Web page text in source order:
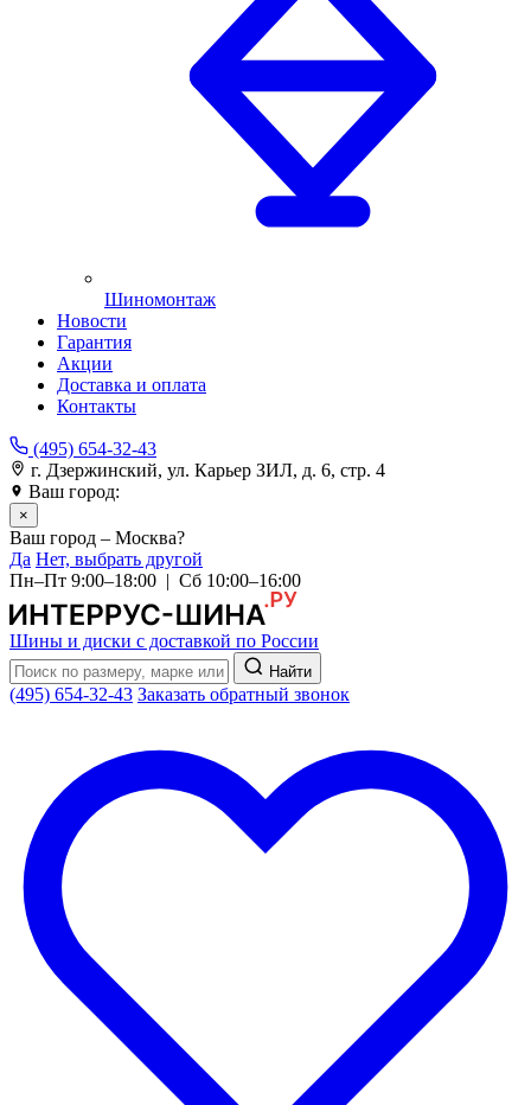
Шиномонтаж
Новости
Гарантия
Акции
Доставка и оплата
Контакты
(495) 654-32-43
г. Дзержинский, ул. Карьер ЗИЛ, д. 6, стр. 4
Ваш город:
×
Ваш город – Москва?
Да Нет, выбрать другой
Пн–Пт 9:00–18:00 | Сб 10:00–16:00
Шины и диски с доставкой по России
Найти
(495) 654-32-43 Заказать обратный звонок